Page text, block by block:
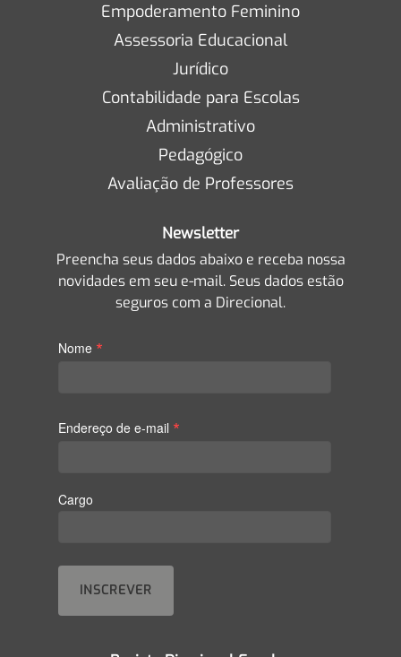
Empoderamento Feminino
Assessoria Educacional
Jurídico
Contabilidade para Escolas
Administrativo
Pedagógico
Avaliação de Professores
Newsletter
Preencha seus dados abaixo e receba nossa
novidades em seu e-mail. Seus dados estão
seguros com a Direcional.
Nome *
Endereço de e-mail *
Cargo